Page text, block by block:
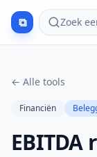
⧉ Zoek
← Alle tools
Financiën